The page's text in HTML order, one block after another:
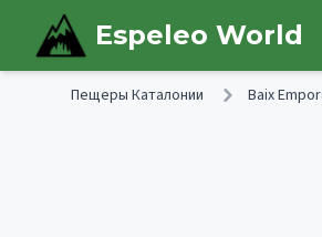
Skip to main content
Espeleo World
Пещеры Каталонии Baix